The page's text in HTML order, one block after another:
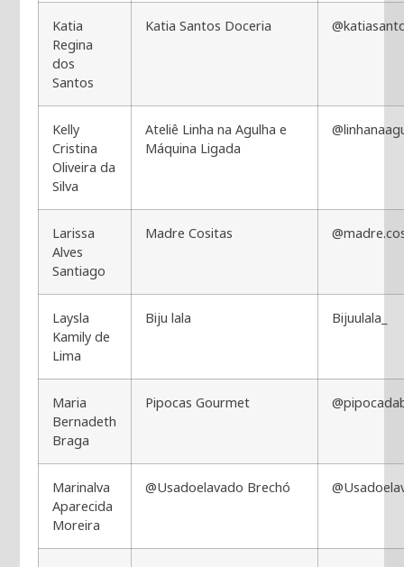
Katia
Regina
dos
Santos
Katia Santos Doceria
Kelly
Cristina
Oliveira da
Silva
Ateliê Linha na Agulha e
Máquina Ligada
Larissa
Alves
Santiago
Madre Cositas
Laysla
Kamily de
Lima
Biju lala Bijuulala_
Maria
Bernadeth
Braga
Pipocas Gourmet
Marinalva
Aparecida
Moreira
@Usadoelavado Brechó